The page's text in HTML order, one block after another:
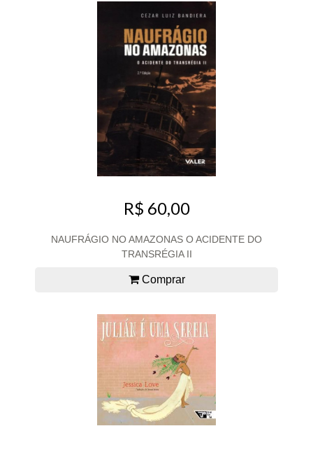
R$ 60,00
NAUFRÁGIO NO AMAZONAS O ACIDENTE DO
TRANSRÉGIA II
Comprar